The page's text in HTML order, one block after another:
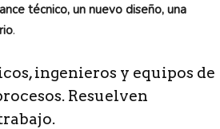
técnico, un nuevo diseño, una
.
ingenieros y equipos de
Resuelven